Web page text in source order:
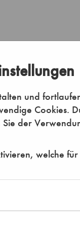
und
Cookies.
der
welche